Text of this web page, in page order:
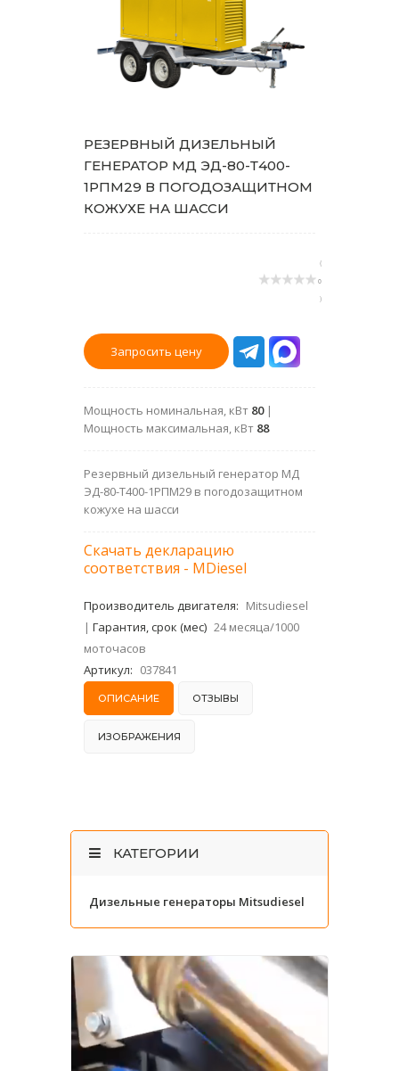
РЕЗЕРВНЫЙ ДИЗЕЛЬНЫЙ
ГЕНЕРАТОР МД ЭД-80-Т400-
1РПМ29 В ПОГОДОЗАЩИТНОМ
КОЖУХЕ НА ШАССИ
(
0
)
Запросить цену
Мощность номинальная, кВт 80|
Мощность максимальная, кВт 88
Резервный дизельный генератор МД
ЭД-80-Т400-1РПМ29 в погодозащитном
кожухе на шасси
Скачать декларацию
соответствия - MDiesel
Производитель двигателя: Mitsudiesel
| Гарантия, срок (мес) 24 месяца/1000
моточасов
Артикул: 037841
ОПИСАНИЕ ОТЗЫВЫ
ИЗОБРАЖЕНИЯ
КАТЕГОРИИ
Дизельные генераторы Mitsudiesel